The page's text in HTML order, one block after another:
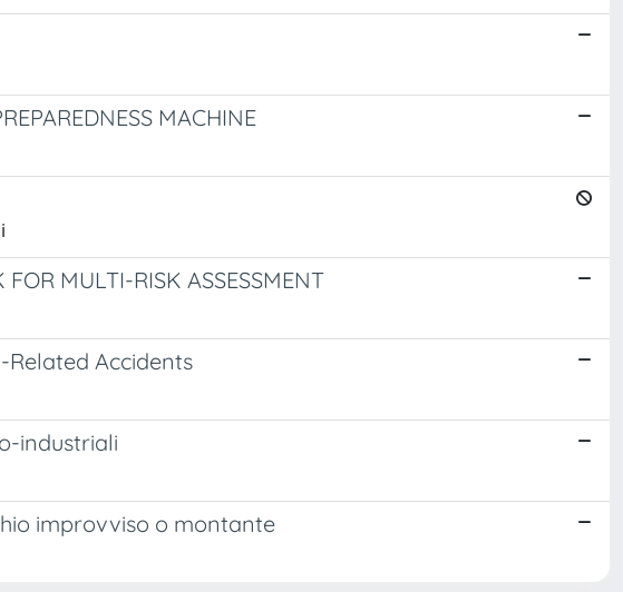
MACHINE
MULTI-RISK ASSESSMENT
Related Accidents
industriali
improvviso o montante